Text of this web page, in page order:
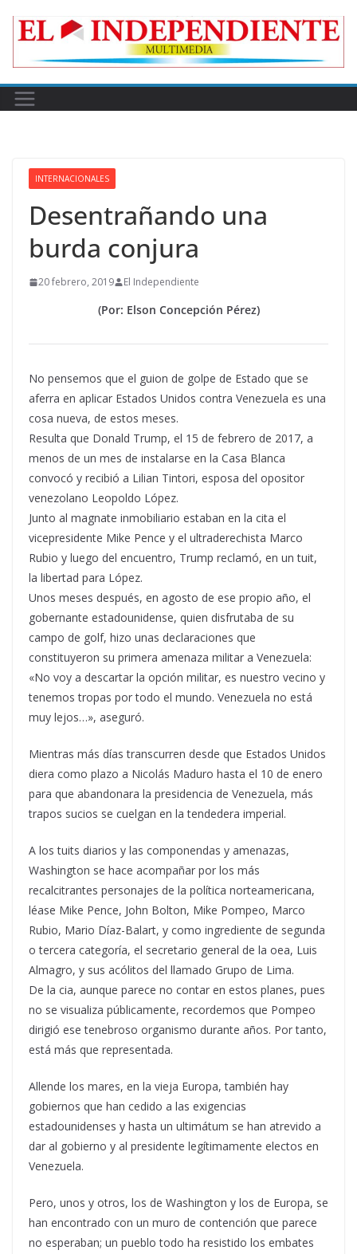
INTERNACIONALES
Desentrañando una
burda conjura
20 febrero, 2019 El Independiente
(Por: Elson Concepción Pérez)
No pensemos que el guion de golpe de Estado que se
aferra en aplicar Estados Unidos contra Venezuela es una
cosa nueva, de estos meses.
Resulta que Donald Trump, el 15 de febrero de 2017, a
menos de un mes de instalarse en la Casa Blanca
convocó y recibió a Lilian Tintori, esposa del opositor
venezolano Leopoldo López.
Junto al magnate inmobiliario estaban en la cita el
vicepresidente Mike Pence y el ultraderechista Marco
Rubio y luego del encuentro, Trump reclamó, en un tuit,
la libertad para López.
Unos meses después, en agosto de ese propio año, el
gobernante estadounidense, quien disfrutaba de su
campo de golf, hizo unas declaraciones que
constituyeron su primera amenaza militar a Venezuela:
«No voy a descartar la opción militar, es nuestro vecino y
tenemos tropas por todo el mundo. Venezuela no está
muy lejos…», aseguró.
Mientras más días transcurren desde que Estados Unidos
diera como plazo a Nicolás Maduro hasta el 10 de enero
para que abandonara la presidencia de Venezuela, más
trapos sucios se cuelgan en la tendedera imperial.
A los tuits diarios y las componendas y amenazas,
Washington se hace acompañar por los más
recalcitrantes personajes de la política norteamericana,
léase Mike Pence, John Bolton, Mike Pompeo, Marco
Rubio, Mario Díaz-Balart, y como ingrediente de segunda
o tercera categoría, el secretario general de la oea, Luis
Almagro, y sus acólitos del llamado Grupo de Lima.
De la cia, aunque parece no contar en estos planes, pues
no se visualiza públicamente, recordemos que Pompeo
dirigió ese tenebroso organismo durante años. Por tanto,
está más que representada.
Allende los mares, en la vieja Europa, también hay
gobiernos que han cedido a las exigencias
estadounidenses y hasta un ultimátum se han atrevido a
dar al gobierno y al presidente legítimamente electos en
Venezuela.
Pero, unos y otros, los de Washington y los de Europa, se
han encontrado con un muro de contención que parece
no esperaban; un pueblo todo ha resistido los embates